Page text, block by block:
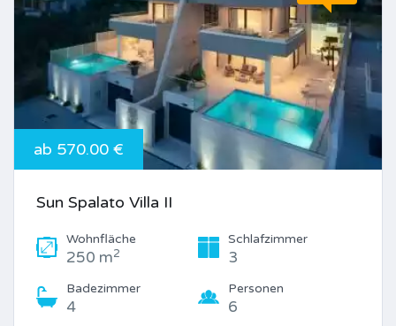
ab 570.00 €
Sun Spalato Villa II
Wohnfläche
250 m2
Schlafzimmer
3
Badezimmer
4
Personen
6